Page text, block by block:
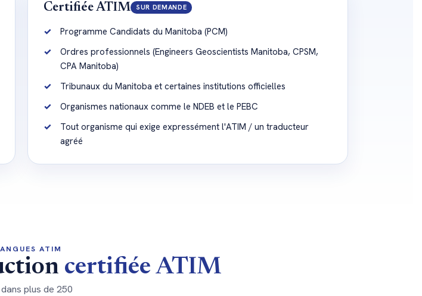
Certifiée ATIM SUR DEMANDE
Programme Candidats du Manitoba (PCM)
Ordres professionnels (Engineers Geoscientists Manitoba, CPSM,
CPA Manitoba)
Tribunaux du Manitoba et certaines institutions officielles
Organismes nationaux comme le NDEB et le PEBC
Tout organisme qui exige expressément l'ATIM / un traducteur
agréé
ATIM
certifiée ATIM
plus de 250